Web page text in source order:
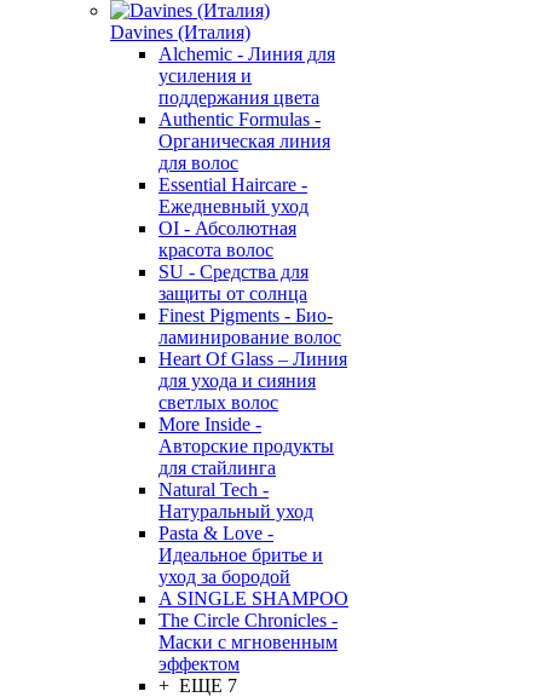
Davines (Италия)
Alchemic - Линия для
усиления и
поддержания цвета
Authentic Formulas -
Органическая линия
для волос
Essential Haircare -
Eжедневный уход
OI - Абсолютная
красота волос
SU - Средства для
защиты от солнца
Finest Pigments - Био-
ламинирование волос
Heart Of Glass – Линия
для ухода и сияния
светлых волос
More Inside -
Авторские продукты
для стайлинга
Natural Tech -
Натуральный уход
Pasta & Love -
Идеальное бритье и
уход за бородой
A SINGLE SHAMPOO
The Circle Chronicles -
Маски с мгновенным
эффектом
+ ЕЩЕ 7